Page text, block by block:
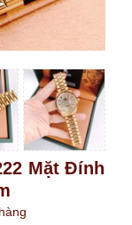
Mặt Đính